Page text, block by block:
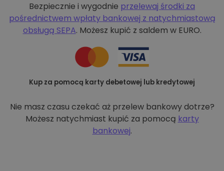
Bezpiecznie i wygodnie przelewaj środki za
pośrednictwem wpłaty bankowej z natychmiastową
obsługą SEPA. Możesz kupić z saldem w EURO.
Kup za pomocą karty debetowej lub kredytowej
Nie masz czasu czekać aż przelew bankowy dotrze?
Możesz natychmiast kupić za pomocą karty
bankowej.